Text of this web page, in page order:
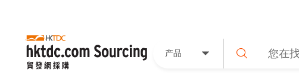
产品